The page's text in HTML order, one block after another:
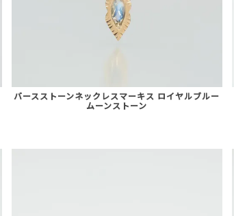
バースストーンネックレスマーキス ロイヤルブルー
ムーンストーン